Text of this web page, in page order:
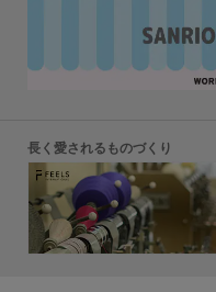
長く愛されるものづくり